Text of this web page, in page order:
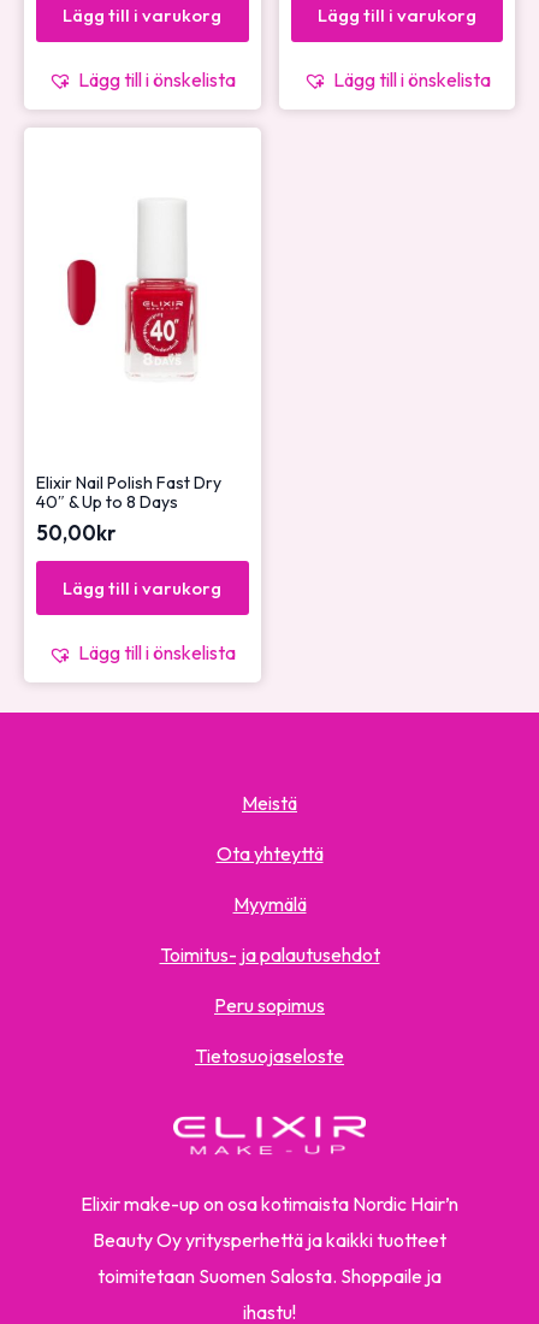
Lägg till i varukorg
Lägg till i önskelista
Lägg till i varukorg
Lägg till i önskelista
Elixir Nail Polish Fast Dry
40″ & Up to 8 Days
50,00kr
Lägg till i varukorg
Lägg till i önskelista
Elixir make-up on osa kotimaista Nordic Hair’n
Beauty Oy yritysperhettä ja kaikki tuotteet
toimitetaan Suomen Salosta. Shoppaile ja
ihastu!
Meistä
Ota yhteyttä
Myymälä
Toimitus- ja palautusehdot
Peru sopimus
Tietosuojaseloste